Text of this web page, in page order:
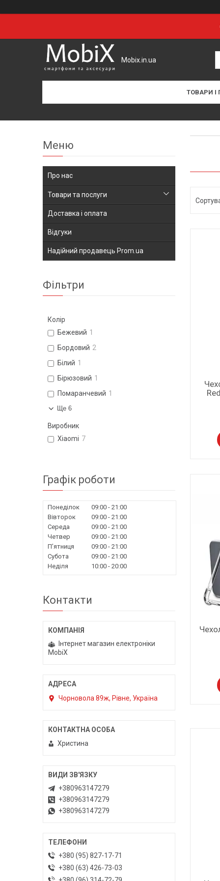
Mobix.in.ua
ТОВАРИ І
Про нас
Товари та послуги
Доставка і оплата
Відгуки
Надійний продавець Prom.ua
Фільтри
Колір
Бежевий 1
Бордовий 2
Білий 1
Бірюзовий 1
Помаранчевий 1
Ще 6
Виробник
Xiaomi 7
Графік роботи
Понеділок 09:00
21:00
Вівторок
09:00
21:00
Середа
09:00
21:00
Четвер
09:00
21:00
Пʼятниця
09:00
21:00
Субота
09:00
21:00
Неділя
10:00 20:00
Контакти
Інтернет магазин електроніки
MobiX
Чорновола 89ж, Рівне, Україна
Христина
+380963147279
+380963147279
+380963147279
+380 (95) 827-17-71
+380 (63) 426-73-03